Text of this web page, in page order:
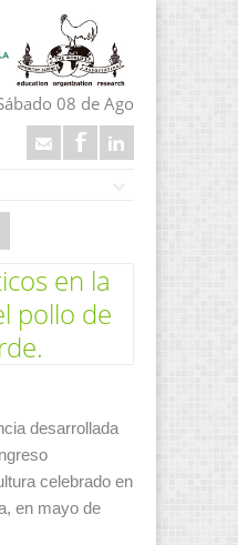
08 de Ago
en la
pollo de
desarrollada
celebrado en
en mayo de